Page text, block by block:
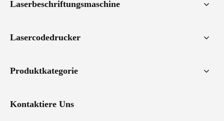
Laserbeschriftungsmaschine
Lasercodedrucker
Produktkategorie
Kontaktiere Uns